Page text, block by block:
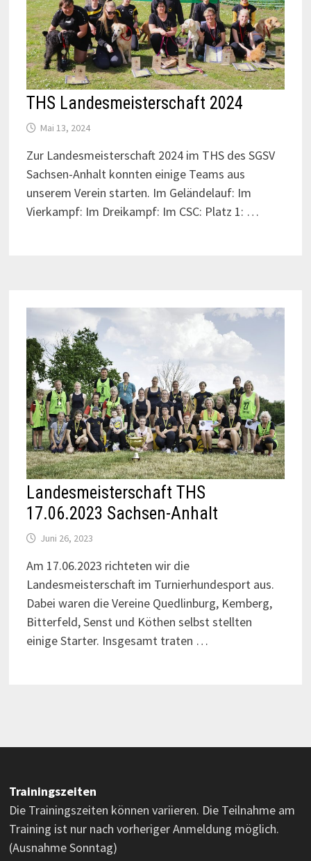
THS Landesmeisterschaft 2024
Mai 13, 2024
Zur Landesmeisterschaft 2024 im THS des SGSV
Sachsen-Anhalt konnten einige Teams aus
unserem Verein starten. Im Geländelauf: Im
Vierkampf: Im Dreikampf: Im CSC: Platz 1: …
Landesmeisterschaft THS
17.06.2023 Sachsen-Anhalt
Juni 26, 2023
Am 17.06.2023 richteten wir die
Landesmeisterschaft im Turnierhundesport aus.
Dabei waren die Vereine Quedlinburg, Kemberg,
Bitterfeld, Senst und Köthen selbst stellten
einige Starter. Insgesamt traten …
Trainingszeiten
Die Trainingszeiten können variieren. Die Teilnahme am
Training ist nur nach vorheriger Anmeldung möglich.
(Ausnahme Sonntag)